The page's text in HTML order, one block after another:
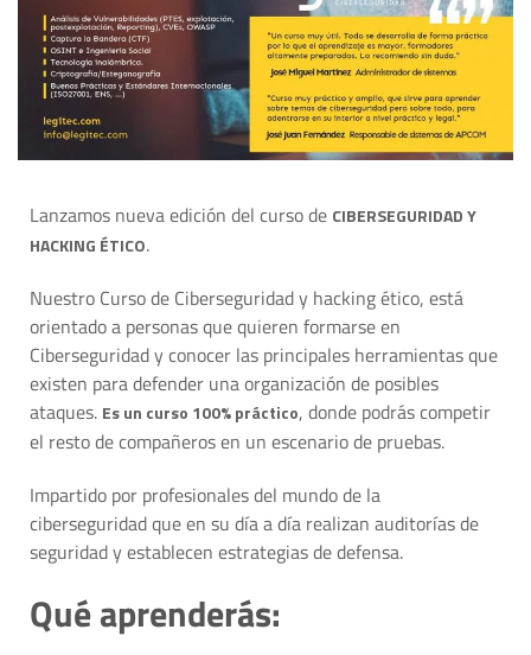
Lanzamos nueva edición del curso de CIBERSEGURIDAD Y
HACKING ÉTICO.
Nuestro Curso de Ciberseguridad y hacking ético, está
orientado a personas que quieren formarse en
Ciberseguridad y conocer las principales herramientas que
existen para defender una organización de posibles
ataques. Es un curso 100% práctico, donde podrás competir
el resto de compañeros en un escenario de pruebas.
Impartido por profesionales del mundo de la
ciberseguridad que en su día a día realizan auditorías de
seguridad y establecen estrategias de defensa.
Qué aprenderás: